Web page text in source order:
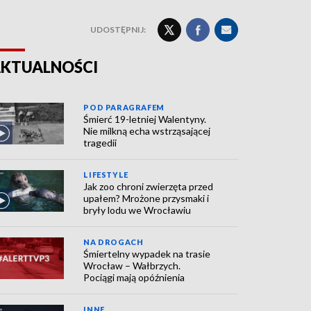
UDOSTĘPNIJ:
POD PARAGRAFEM
Śmierć 19-letniej Walentyny.
Nie milkną echa wstrząsającej
tragedii
LIFESTYLE
Jak zoo chroni zwierzęta przed
upałem? Mrożone przysmaki i
bryły lodu we Wrocławiu
NA DROGACH
Śmiertelny wypadek na trasie
Wrocław – Wałbrzych.
Pociągi mają opóźnienia